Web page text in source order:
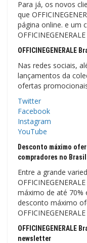
Para já, os novos
que
página online. e um
OFFICINEGENERALE
Nas redes sociais,
lançamentos da
ofertas
Twitter
Facebook
Instagram
YouTube
Desconto máximo
compradores no Brasil
Entre a grande
máximo de até 70%
desconto máximo
OFFICINEGENERALE
newsletter